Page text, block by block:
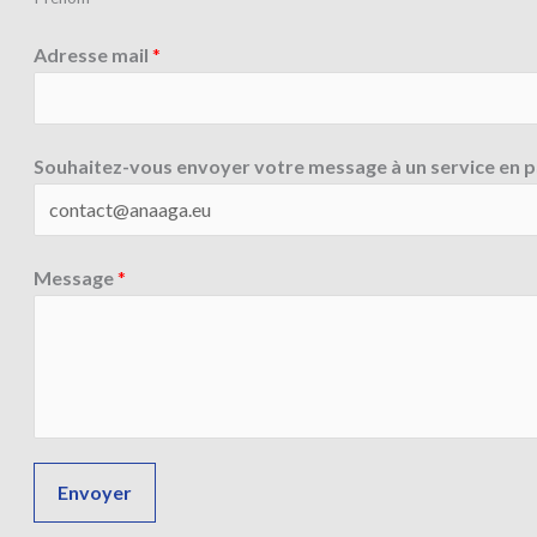
Adresse mail *
Souhaitez-vous envoyer votre message à un service en
Message*
Envoyer